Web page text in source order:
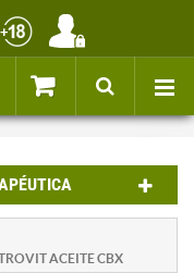
ACEITE CBX